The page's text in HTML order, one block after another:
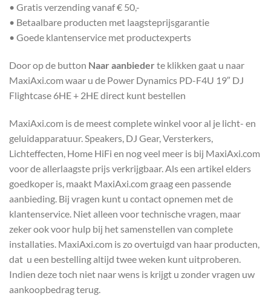
• Gratis verzending vanaf € 50,-
• Betaalbare producten met laagsteprijsgarantie
• Goede klantenservice met productexperts
Door op de button Naar aanbieder te klikken gaat u naar
MaxiAxi.com waar u de Power Dynamics PD-F4U 19″ DJ
Flightcase 6HE + 2HE direct kunt bestellen
MaxiAxi.com is de meest complete winkel voor al je licht- en
geluidapparatuur. Speakers, DJ Gear, Versterkers,
Lichteffecten, Home HiFi en nog veel meer is bij MaxiAxi.com
voor de allerlaagste prijs verkrijgbaar. Als een artikel elders
goedkoper is, maakt MaxiAxi.com graag een passende
aanbieding. Bij vragen kunt u contact opnemen met de
klantenservice. Niet alleen voor technische vragen, maar
zeker ook voor hulp bij het samenstellen van complete
installaties. MaxiAxi.com is zo overtuigd van haar producten,
dat u een bestelling altijd twee weken kunt uitproberen.
Indien deze toch niet naar wens is krijgt u zonder vragen uw
aankoopbedrag terug.